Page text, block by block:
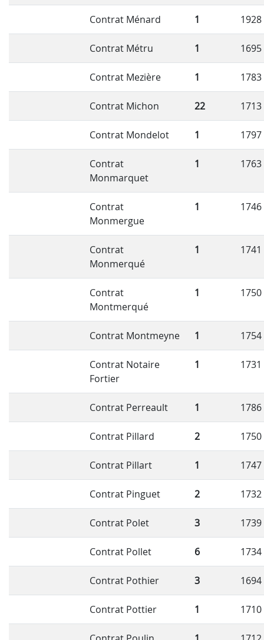
Contrat Ménard 1 1928
Contrat Métru 1 1695
Contrat Mezière 1 1783
Contrat Michon 22 1713
Contrat Mondelot 1 1797
Contrat
Monmarquet
1 1763
Contrat
Monmergue
1 1746
Contrat
Monmerqué
1 1741
Contrat
Montmerqué
1 1750
Contrat Montmeyne 1 1754
Contrat Notaire
Fortier
1 1731
Contrat Perreault 1 1786
Contrat Pillard 2 1750
Contrat Pillart 1 1747
Contrat Pinguet 2 1732
Contrat Polet 3 1739
Contrat Pollet 6 1734
Contrat Pothier 3 1694
Contrat Pottier 1 1710